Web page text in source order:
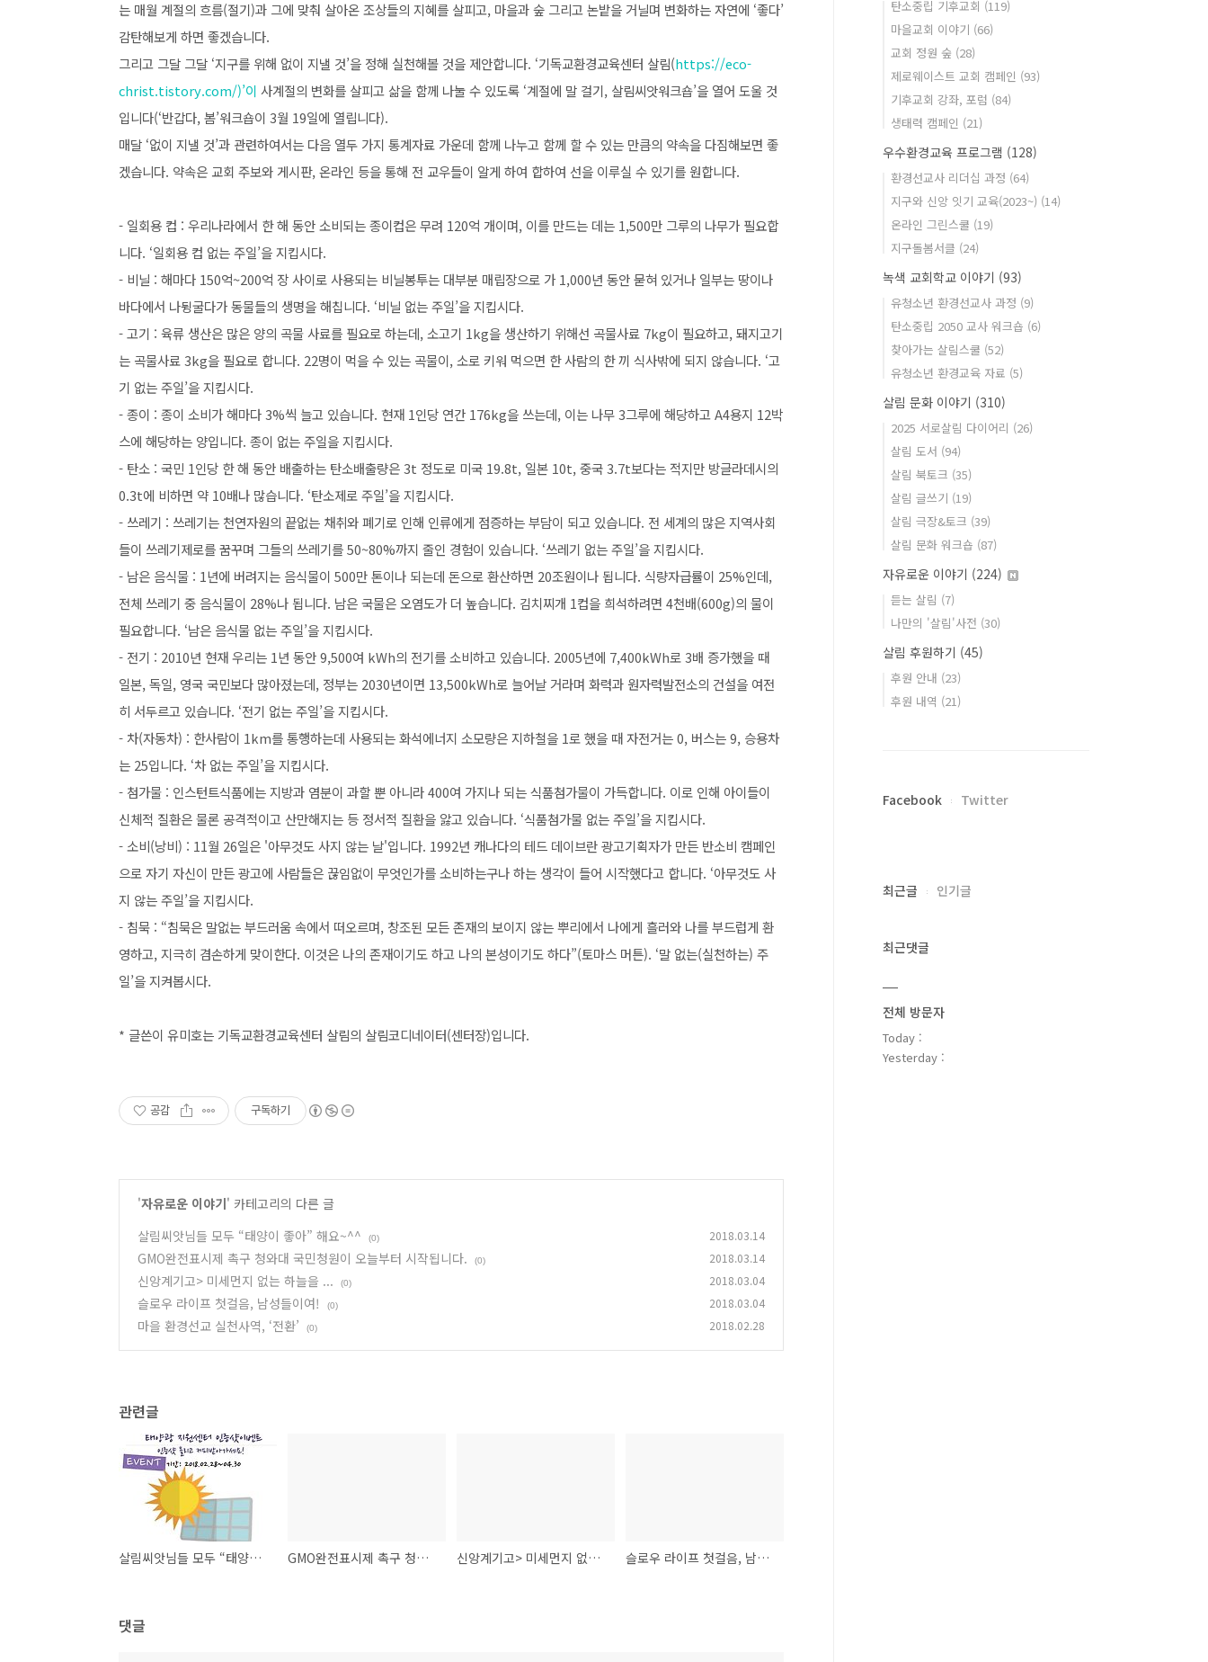
는 매월 계절의 흐름(절기)과 그에 맞춰 살아온 조상들의 지혜를 살피고, 마을과 숲 그리고 논밭을 거닐며 변화하는 자연에 ‘좋다’
감탄해보게 하면 좋겠습니다.
그리고 그달 그달 ‘지구를 위해 없이 지낼 것’을 정해 실천해볼 것을 제안합니다. ‘기독교환경교육센터 살림(https://eco-
christ.tistory.com/)’이 사계절의 변화를 살피고 삶을 함께 나눌 수 있도록 ‘계절에 말 걸기, 살림씨앗워크숍’을 열어 도울 것
입니다(‘반갑다, 봄’워크숍이 3월 19일에 열립니다).
매달 ‘없이 지낼 것’과 관련하여서는 다음 열두 가지 통계자료 가운데 함께 나누고 함께 할 수 있는 만큼의 약속을 다짐해보면 좋
겠습니다. 약속은 교회 주보와 게시판, 온라인 등을 통해 전 교우들이 알게 하여 합하여 선을 이루실 수 있기를 원합니다.
- 일회용 컵 : 우리나라에서 한 해 동안 소비되는 종이컵은 무려 120억 개이며, 이를 만드는 데는 1,500만 그루의 나무가 필요합
니다. ‘일회용 컵 없는 주일’을 지킵시다.
- 비닐 : 해마다 150억~200억 장 사이로 사용되는 비닐봉투는 대부분 매립장으로 가 1,000년 동안 묻혀 있거나 일부는 땅이나
바다에서 나뒹굴다가 동물들의 생명을 해칩니다. ‘비닐 없는 주일’을 지킵시다.
- 고기 : 육류 생산은 많은 양의 곡물 사료를 필요로 하는데, 소고기 1kg을 생산하기 위해선 곡물사료 7kg이 필요하고, 돼지고기
는 곡물사료 3kg을 필요로 합니다. 22명이 먹을 수 있는 곡물이, 소로 키워 먹으면 한 사람의 한 끼 식사밖에 되지 않습니다. ‘고
기 없는 주일’을 지킵시다.
- 종이 : 종이 소비가 해마다 3%씩 늘고 있습니다. 현재 1인당 연간 176kg을 쓰는데, 이는 나무 3그루에 해당하고 A4용지 12박
스에 해당하는 양입니다. 종이 없는 주일을 지킵시다.
- 탄소 : 국민 1인당 한 해 동안 배출하는 탄소배출량은 3t 정도로 미국 19.8t, 일본 10t, 중국 3.7t보다는 적지만 방글라데시의
0.3t에 비하면 약 10배나 많습니다. ‘탄소제로 주일’을 지킵시다.
- 쓰레기 : 쓰레기는 천연자원의 끝없는 채취와 폐기로 인해 인류에게 점증하는 부담이 되고 있습니다. 전 세계의 많은 지역사회
들이 쓰레기제로를 꿈꾸며 그들의 쓰레기를 50~80%까지 줄인 경험이 있습니다. ‘쓰레기 없는 주일’을 지킵시다.
- 남은 음식물 : 1년에 버려지는 음식물이 500만 톤이나 되는데 돈으로 환산하면 20조원이나 됩니다. 식량자급률이 25%인데,
전체 쓰레기 중 음식물이 28%나 됩니다. 남은 국물은 오염도가 더 높습니다. 김치찌개 1컵을 희석하려면 4천배(600g)의 물이
필요합니다. ‘남은 음식물 없는 주일’을 지킵시다.
- 전기 : 2010년 현재 우리는 1년 동안 9,500여 kWh의 전기를 소비하고 있습니다. 2005년에 7,400kWh로 3배 증가했을 때
일본, 독일, 영국 국민보다 많아졌는데, 정부는 2030년이면 13,500kWh로 늘어날 거라며 화력과 원자력발전소의 건설을 여전
히 서두르고 있습니다. ‘전기 없는 주일’을 지킵시다.
- 차(자동차) : 한사람이 1km를 통행하는데 사용되는 화석에너지 소모량은 지하철을 1로 했을 때 자전거는 0, 버스는 9, 승용차
는 25입니다. ‘차 없는 주일’을 지킵시다.
- 첨가물 : 인스턴트식품에는 지방과 염분이 과할 뿐 아니라 400여 가지나 되는 식품첨가물이 가득합니다. 이로 인해 아이들이
신체적 질환은 물론 공격적이고 산만해지는 등 정서적 질환을 앓고 있습니다. ‘식품첨가물 없는 주일’을 지킵시다.
- 소비(낭비) : 11월 26일은 '아무것도 사지 않는 날'입니다. 1992년 캐나다의 테드 데이브란 광고기획자가 만든 반소비 캠페인
으로 자기 자신이 만든 광고에 사람들은 끊임없이 무엇인가를 소비하는구나 하는 생각이 들어 시작했다고 합니다. ‘아무것도 사
지 않는 주일’을 지킵시다.
- 침묵 : “침묵은 말없는 부드러움 속에서 떠오르며, 창조된 모든 존재의 보이지 않는 뿌리에서 나에게 흘러와 나를 부드럽게 환
영하고, 지극히 겸손하게 맞이한다. 이것은 나의 존재이기도 하고 나의 본성이기도 하다”(토마스 머튼). ‘말 없는(실천하는) 주
일’을 지켜봅시다.
* 글쓴이 유미호는 기독교환경교육센터 살림의 살림코디네이터(센터장)입니다.
공감 구독하기
'자유로운 이야기' 카테고리의 다른 글
살림씨앗님들 모두 “태양이 좋아” 해요~^^
(0) 2018.03.14
GMO완전표시제 촉구 청와대 국민청원이 오늘부터 시작됩니다. (0) 2018.03.14
신앙계기고> 미세먼지 없는 하늘을 ... (0) 2018.03.04
슬로우 라이프 첫걸음, 남성들이여! (0) 2018.03.04
마을 환경선교 실천사역, ‘전환’ (0) 2018.02.28
관련글
살림씨앗님들 모두 “태양이 좋아” 해요~^^ GMO완전표시제 촉구 청와대 국민청원이 오늘부터 시작됩니다. 신앙계기고> 미세먼지 없는 하늘을 ... 슬로우 라이프 첫걸음, 남성들이여!
댓글
탄소중립 기후교회 (119)
마을교회 이야기 (66)
교회 정원 숲 (28)
제로웨이스트 교회 캠페인 (93)
기후교회 강좌, 포럼 (84)
생태력 캠페인 (21)
우수환경교육 프로그램 (128)
환경선교사 리더십 과정 (64)
지구와 신앙 잇기 교육(2023~) (14)
온라인 그린스쿨 (19)
지구돌봄서클 (24)
녹색 교회학교 이야기 (93)
유청소년 환경선교사 과정 (9)
탄소중립 2050 교사 워크숍 (6)
찾아가는 살림스쿨 (52)
유청소년 환경교육 자료 (5)
살림 문화 이야기 (310)
2025 서로살림 다이어리 (26)
살림 도서 (94)
살림 북토크 (35)
살림 글쓰기 (19)
살림 극장&토크 (39)
살림 문화 워크숍 (87)
자유로운 이야기 (224)
듣는 살림 (7)
나만의 '살림'사전 (30)
살림 후원하기 (45)
후원 안내 (23)
후원 내역 (21)
Facebook Twitter
최근글 인기글
최근댓글
전체 방문자
Today :
Yesterday :